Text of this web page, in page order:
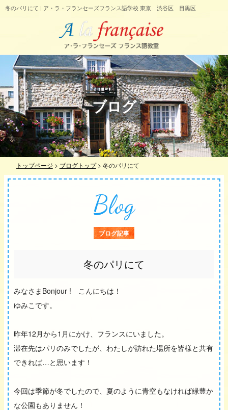
冬のパリにて | ア・ラ・フランセーズフランス語学校 東京 渋谷区 目黒区
ブログ
トップページ > ブログトップ> 冬のパリにて
Blog
ブログ記事
冬のパリにて
みなさまBonjour ! こんにちは！
ゆみこです。
昨年12月から1月にかけ、フランスにいました。
滞在先はパリのみでしたが、わたしが訪れた場所を皆様と共有
できれば…と思います！
今回は季節が冬でしたので、夏のように青空もなければ緑豊か
な公園もありません！